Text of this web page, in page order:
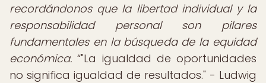
recordándonos que la libertad individual y la
responsabilidad personal son pilares
fundamentales en la búsqueda de la equidad
económica.
"La igualdad de oportunidades
no significa igualdad de resultados." - Ludwig